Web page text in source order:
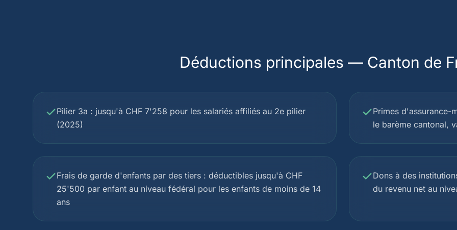
Déductions principales — Canton de
Pilier 3a : jusqu'à CHF 7'258 pour les salariés affiliés au 2e pilier
(2025)
Primes d'assurance-
le barème cantonal,
Frais de garde d'enfants par des tiers : déductibles jusqu'à CHF
25'500 par enfant au niveau fédéral pour les enfants de moins de 14
ans
Dons à des
du revenu net au